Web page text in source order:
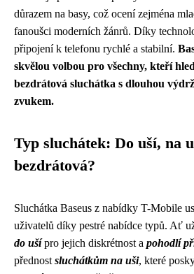
důrazem na basy, což ocení zejména
fanoušci moderních žánrů. Díky
připojení k telefonu rychlé a stabilní.
skvělou volbou pro všechny, kteří
bezdrátová sluchátka s dlouhou
zvukem.
Typ sluchátek: Do uší, na
bezdrátová?
Sluchátka Baseus z nabídky T-Mobile
uživatelů díky pestré nabídce typů. Ať
do ušípro jejich diskrétnost a pohodlí
přednost sluchátkům na uši, které